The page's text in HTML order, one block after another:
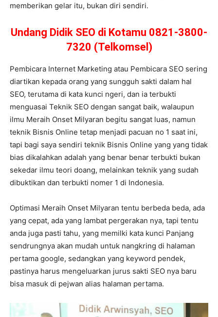
memberikan gelar itu, bukan diri sendiri.
Undang Didik SEO di Kotamu 0821-3800-
7320 (Telkomsel)
Pembicara Internet Marketing atau Pembicara SEO sering
diartikan kepada orang yang sungguh sakti dalam hal
SEO, terutama di kata kunci ngeri, dan ia terbukti
menguasai Teknik SEO dengan sangat baik, walaupun
ilmu Meraih Onset Milyaran begitu sangat luas, namun
teknik Bisnis Online tetap menjadi pacuan no 1 saat ini,
tapi bagi saya sendiri teknik Bisnis Online yang yang tidak
bias dikalahkan adalah yang benar benar terbukti bukan
sekedar ilmu teori doang, melainkan teknik yang sudah
dibuktikan dan terbukti nomer 1 di Indonesia.
Optimasi Meraih Onset Milyaran tentu berbeda beda, ada
yang cepat, ada yang lambat pergerakan nya, tapi tentu
anda juga pasti tahu, yang memilki kata kunci Panjang
sendrungnya akan mudah untuk nangkring di halaman
pertama google, sedangkan yang keyword pendek,
pastinya harus mengeluarkan jurus sakti SEO nya baru
bisa masuk di pejwan alias halaman pertama.